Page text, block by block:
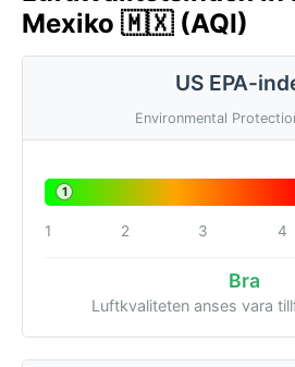
Mexiko 🇲🇽 (AQI)
US EPA-
Environmental
1
1 2 3 4
Bra
Luftkvaliteten anses vara